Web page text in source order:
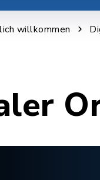
willkommen